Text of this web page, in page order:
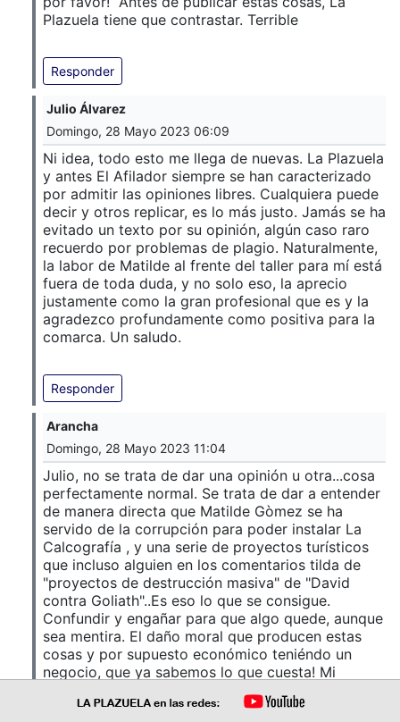
Plazuela tiene que contrastar. Terrible
Responder
Julio Álvarez
Domingo, 28 Mayo 2023 06:09
Ni idea, todo esto me llega de nuevas. La Plazuela
y antes El Afilador siempre se han caracterizado
por admitir las opiniones libres. Cualquiera puede
decir y otros replicar, es lo más justo. Jamás se ha
evitado un texto por su opinión, algún caso raro
recuerdo por problemas de plagio. Naturalmente,
la labor de Matilde al frente del taller para mí está
fuera de toda duda, y no solo eso, la aprecio
justamente como la gran profesional que es y la
agradezco profundamente como positiva para la
comarca. Un saludo.
Responder
Arancha
Domingo, 28 Mayo 2023 11:04
Julio, no se trata de dar una opinión u otra...cosa
perfectamente normal. Se trata de dar a entender
de manera directa que Matilde Gòmez se ha
servido de la corrupción para poder instalar La
Calcografía , y una serie de proyectos turísticos
que incluso alguien en los comentarios tilda de
"proyectos de destrucción masiva" de "David
contra Goliath"..Es eso lo que se consigue.
Confundir y engañar para que algo quede, aunque
sea mentira. El daño moral que producen estas
cosas y por supuesto económico teniéndo un
negocio, que ya sabemos lo que cuesta! Mi
vecinales son cosa en la que no puedo opinar.